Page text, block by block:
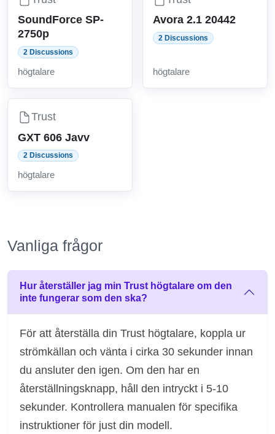
SoundForce SP-
2750p
2 Discussions
högtalare
Avora 2.1 20442
2 Discussions
högtalare
Trust
GXT 606 Javv
2 Discussions
högtalare
Vanliga frågor
Hur återställer jag min Trust högtalare om den
inte fungerar som den ska?
För att återställa din Trust högtalare, koppla ur
strömkällan och vänta i cirka 30 sekunder innan
du ansluter den igen. Om den har en
återställningsknapp, håll den intryckt i 5-10
sekunder. Kontrollera manualen för specifika
instruktioner för just din modell.